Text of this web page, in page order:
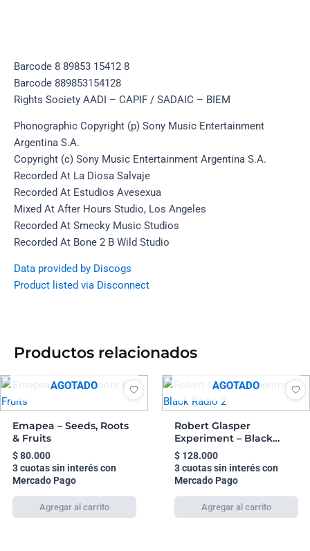
Barcode 8 89853 15412 8
Barcode 889853154128
Rights Society AADI – CAPIF / SADAIC – BIEM
Phonographic Copyright (p) Sony Music Entertainment
Argentina S.A.
Copyright (c) Sony Music Entertainment Argentina S.A.
Recorded At La Diosa Salvaje
Recorded At Estudios Avesexua
Mixed At After Hours Studio, Los Angeles
Recorded At Smecky Music Studios
Recorded At Bone 2 B Wild Studio
Data provided by Discogs
Product listed via Disconnect
Productos relacionados
AGOTADO
Emapea – Seeds, Roots
& Fruits
$80.000
3 cuotas sin interés con
Mercado Pago
AGOTADO
Robert Glasper
Experiment – Black
Radio 2
$128.000
3 cuotas sin interés con
Mercado Pago